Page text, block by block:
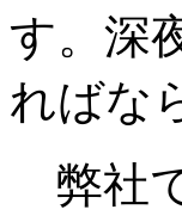
す。深
ればな
弊社